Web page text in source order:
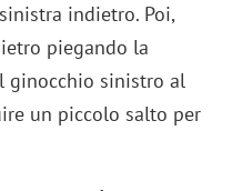
indietro. Poi,
piegando la
ginocchio sinistro al
un piccolo salto per